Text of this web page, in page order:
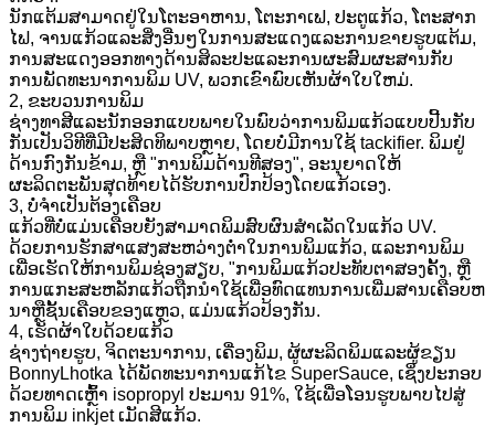
ນັກແຕ້ມສາມາດຢູ່ໃນໂຕະອາຫານ, ໂຕະກາເຟ, ປະຕູແກ້ວ, ໂຕະສາກ
ໄຟ, ຈານແກ້ວແລະສິ່ງອື່ນໆໃນການສະແດງແລະການຂາຍຮູບແຕ້ມ,
ການສະແດງອອກທາງດ້ານສິລະປະແລະການຜະສົມຜະສານກັບ
ການພັດທະນາການພິມ UV, ພວກເຂົາພົບເຫັນຜ້າໃບໃຫມ່.
2, ຂະບວນການພິມ
ຊ່າງທາສີແລະນັກອອກແບບພາຍໃນພົບວ່າການພິມແກ້ວແບບປີ້ນກັບ
ກັນເປັນວິທີທີ່ມີປະສິດທິພາບຫຼາຍ, ໂດຍບໍ່ມີການໃຊ້ tackifier. ພິມຢູ່
ດ້ານກົງກັນຂ້າມ, ຫຼື "ການພິມດ້ານທີສອງ", ອະນຸຍາດໃຫ້
ຜະລິດຕະພັນສຸດທ້າຍໄດ້ຮັບການປົກປ້ອງໂດຍແກ້ວເອງ.
3, ບໍ່ຈໍາເປັນຕ້ອງເຄືອບ
ແກ້ວທີ່ບໍ່ແມ່ນເຄືອບຍັງສາມາດພິມສົບຜົນສໍາເລັດໃນແກ້ວ UV.
ດ້ວຍການຮັກສາແສງສະຫວ່າງຕ່ໍາໃນການພິມແກ້ວ, ແລະການພິມ
ເພື່ອເຮັດໃຫ້ການພິມຊ່ອງສຽບ, "ການພິມແກ້ວປະທັບຕາສອງຄັ້ງ, ຫຼື
ການແກະສະຫລັກແກ້ວຖືກນໍາໃຊ້ເພື່ອທົດແທນການເພີ່ມສານເຄືອບຫ
ນາຫຼືຊັ້ນເຄືອບຂອງແຫຼວ, ແມ່ນແກ້ວປ້ອງກັນ.
4, ເຮັດຜ້າໃບດ້ວຍແກ້ວ
ຊ່າງຖ່າຍຮູບ, ຈິດຕະນາການ, ເຄື່ອງພິມ, ຜູ້ຜະລິດພິມແລະຜູ້ຂຽນ
BonnyLhotka ໄດ້ພັດທະນາການແກ້ໄຂ SuperSauce, ເຊິ່ງປະກອບ
ດ້ວຍທາດເຫຼົ້າ isopropyl ປະມານ 91%, ໃຊ້ເພື່ອໂອນຮູບພາບໄປສູ່
ການພິມ inkjet ເມັດສີແກ້ວ.